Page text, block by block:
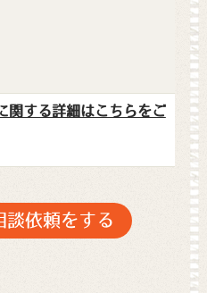
関する詳細はこちらをご